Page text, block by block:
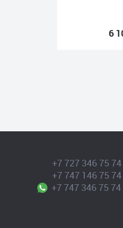
6 100 тг.
+7 727 346 75 74
+7 747 146 75 74
+7 747 346 75 74